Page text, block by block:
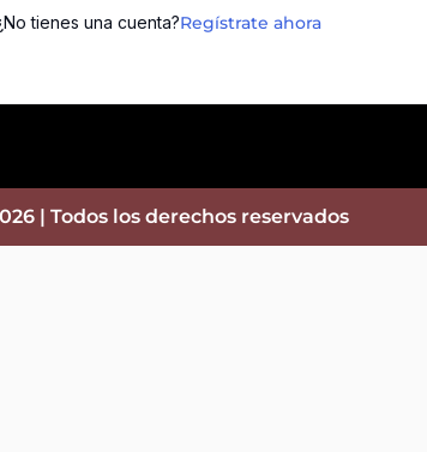
tienes una cuenta?Regístrate ahora
| Todos los derechos reservados